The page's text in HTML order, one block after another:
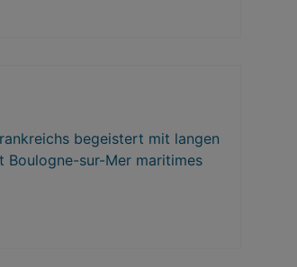
begeistert mit langen
Boulogne-sur-Mer maritimes